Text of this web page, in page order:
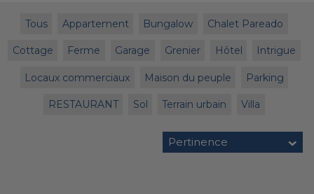
Tous Appartement Bungalow Chalet Pareado
Cottage Ferme Garage Grenier Hôtel Intrigue
Locaux commerciaux Maison du peuple Parking
RESTAURANT Sol Terrain urbain Villa
Pertinence